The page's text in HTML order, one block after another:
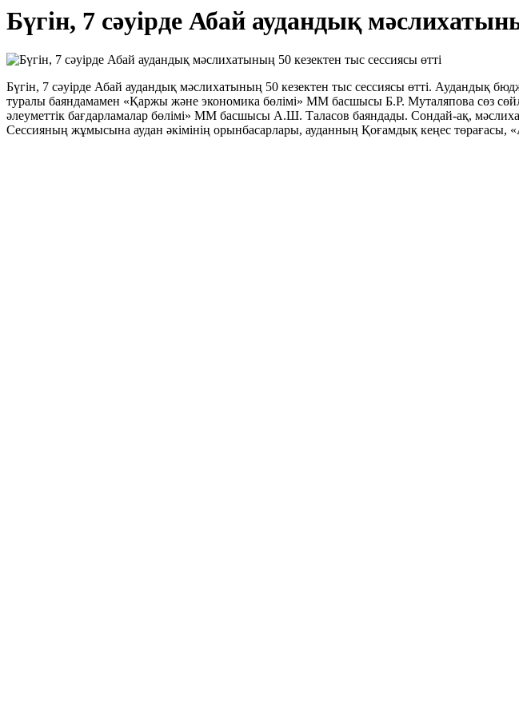
Бүгін, 7 сәуірде Абай аудандық
Бүгін, 7 сәуірде Абай аудандық мәслихатының 50 кезектен тыс сессиясы өтті. Аудандық
туралы баяндамамен «Қаржы және экономика бөлімі» ММ басшысы Б.Р. Муталяпова сөз
әлеуметтік бағдарламалар бөлімі» ММ басшысы А.Ш. Таласов баяндады. Сондай-ақ,
Сессияның жұмысына аудан әкімінің орынбасарлары, ауданның Қоғамдық кеңес